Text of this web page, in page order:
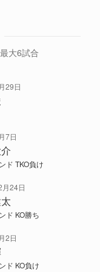
大6試合
29日
7日
ド TKO負け
24日
ド KO勝ち
2日
ド KO負け